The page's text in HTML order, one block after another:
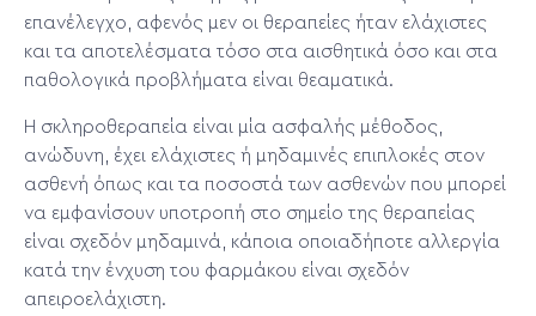
επανέλεγχο, αφενός μεν οι θεραπείες ήταν ελάχιστες
και τα αποτελέσματα τόσο στα αισθητικά όσο και στα
παθολογικά προβλήματα είναι θεαματικά.
Η σκληροθεραπεία είναι μία ασφαλής μέθοδος,
ανώδυνη, έχει ελάχιστες ή μηδαμινές επιπλοκές στον
ασθενή όπως και τα ποσοστά των ασθενών που μπορεί
να εμφανίσουν υποτροπή στο σημείο της θεραπείας
είναι σχεδόν μηδαμινά, κάποια οποιαδήποτε αλλεργία
κατά την ένχυση του φαρμάκου είναι σχεδόν
απειροελάχιστη.